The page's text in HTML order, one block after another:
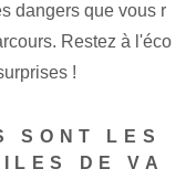
dangers que vous r
Restez à l'éco
!
SONT LES
DE VA